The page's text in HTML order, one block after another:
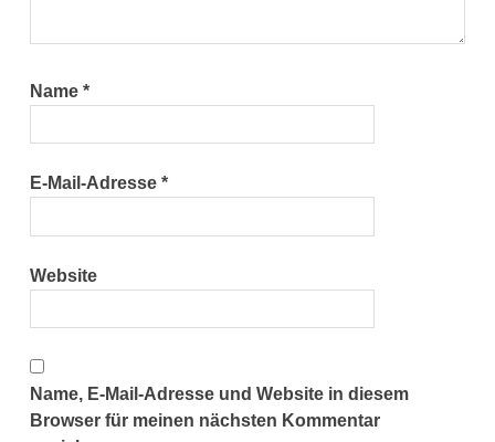
Name*
E-Mail-Adresse*
Website
Name, E-Mail-Adresse und Website in diesem
Browser für meinen nächsten Kommentar